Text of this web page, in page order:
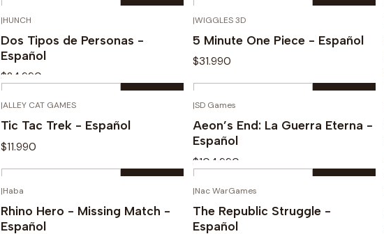
Cantidad
Comprar ahora
Cantidad
Comprar ahora
|HUNCH
Dos Tipos de Personas -
Español
$24.990
Cantidad
Comprar ahora
|WIGGLES 3D
5 Minute One Piece - Español
$31.990
Cantidad
Comprar ahora
|ALLEY CAT GAMES
Tic Tac Trek - Español
$11.990
Cantidad
Comprar ahora
|SD Games
Aeon’s End: La Guerra Eterna -
Español
$104.990
Cantidad
Comprar ahora
|Haba
Rhino Hero - Missing Match -
Español
|Nac WarGames
The Republic Struggle -
Español